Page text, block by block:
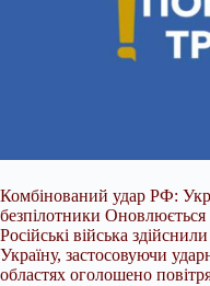
Комбінований удар РФ:
безпілотники
Російські війська
Україну, застосовуючи
областях оголошено